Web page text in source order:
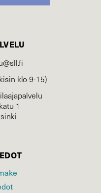
klo 9-15)
1